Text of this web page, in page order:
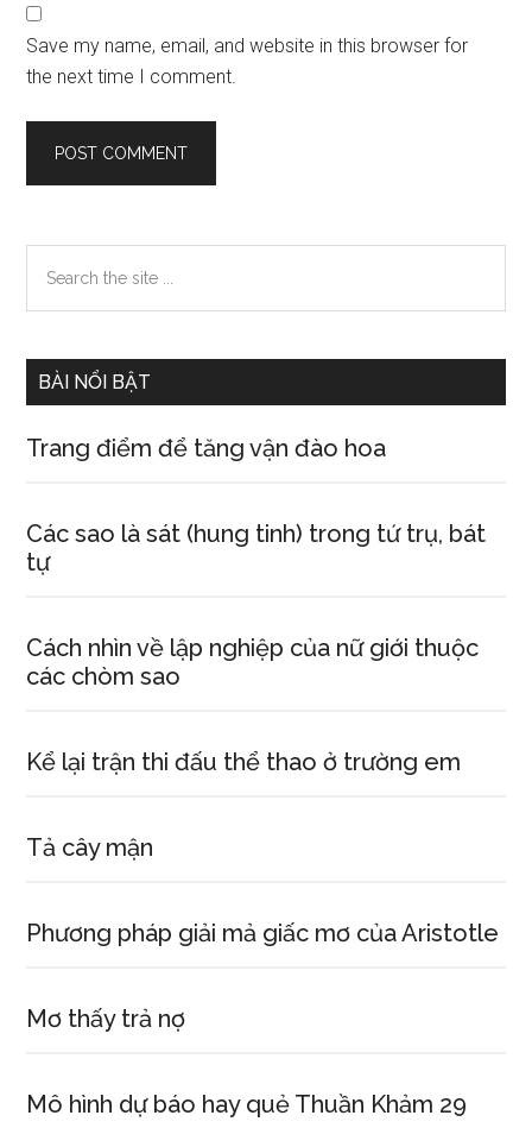
Save my name, email, and website in this browser for
the next time I comment.
Primary
Sidebar
the
BÀI NỔI BẬT
Trang điểm để tăng vận đào hoa
Các sao là sát (hung tinh) trong tứ trụ, bát
tự
Cách nhìn về lập nghiệp của nữ giới thuộc
các chòm sao
Kể lại trận thi đấu thể thao ở trường em
Tả cây mận
Phương pháp giải mả giấc mơ của Aristotle
Mơ thấy trả nợ
Mô hình dự báo hay quẻ Thuần Khảm 29